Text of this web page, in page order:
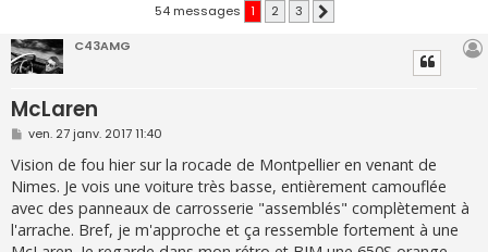
54 messages 1 2 3
C43AMG
McLaren
M
s
s
a
g
e
ven. 27 janv. 2017 11:40
Vision de fou hier sur la rocade de Montpellier en venant de
Nimes. Je vois une voiture très basse, entièrement camouflée
avec des panneaux de carrosserie "assemblés" complètement à
l'arrache. Bref, je m'approche et ça ressemble fortement à une